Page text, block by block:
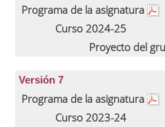
Programa de la asignatura
Curso 2024-25
Proyecto del
Versión 7
Programa de la asignatura
Curso 2023-24